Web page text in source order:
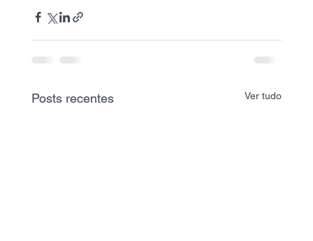
Posts recentes Ver tudo